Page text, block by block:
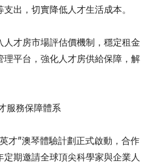
出，切實降低人才生活成本。
才房市場評估價機制，穩定租金
平台，強化人才房供給保障，解
服務保障體系
才”澳琴體驗計劃正式啟動，合作
期邀請全球頂尖科學家與企業人